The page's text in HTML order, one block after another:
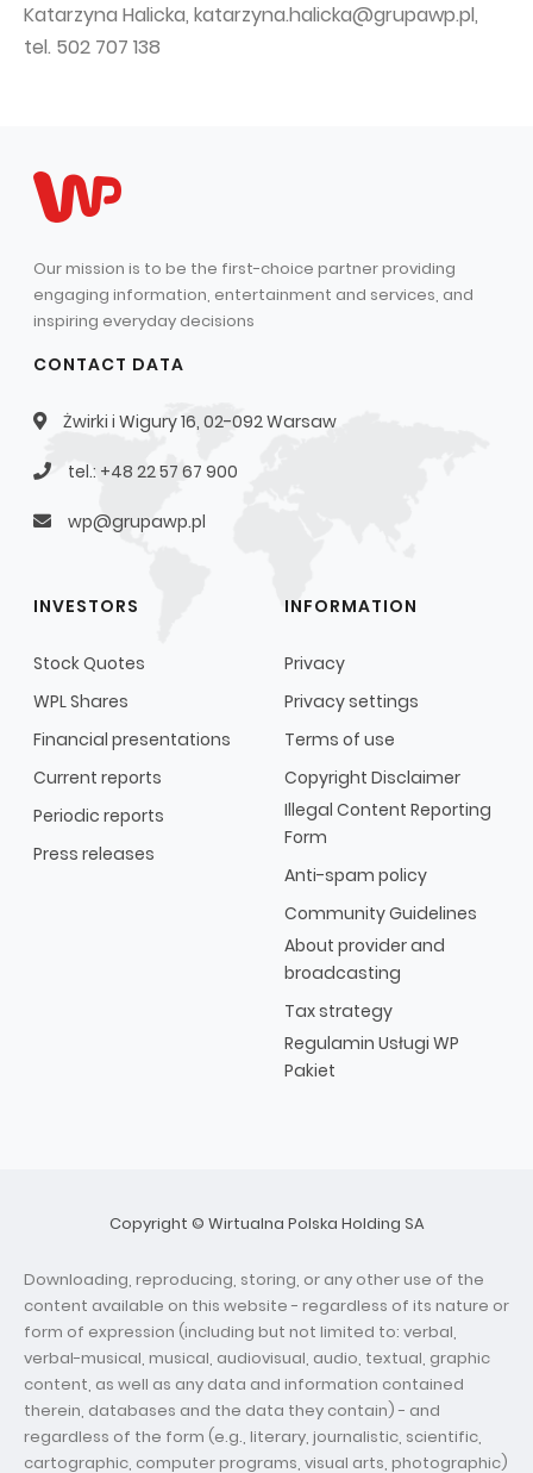
Katarzyna Halicka, katarzyna.halicka@grupawp.pl,
tel. 502 707 138
Our mission is to be the first-choice partner providing
engaging information, entertainment and services, and
inspiring everyday decisions
CONTACT DATA
Żwirki i Wigury 16, 02-092 Warsaw
tel.: +48 22 57 67 900
wp@grupawp.pl
INVESTORS
Stock Quotes
WPL Shares
Financial presentations
Current reports
Periodic reports
Press releases
INFORMATION
Privacy
Privacy settings
Terms of use
Copyright Disclaimer
Illegal Content Reporting
Form
Anti-spam policy
Community Guidelines
About provider and
broadcasting
Tax strategy
Regulamin Usługi WP
Pakiet
Copyright © Wirtualna Polska Holding SA
Downloading, reproducing, storing, or any other use of the
content available on this website - regardless of its nature or
form of expression (including but not limited to: verbal,
verbal-musical, musical, audiovisual, audio, textual, graphic
content, as well as any data and information contained
therein, databases and the data they contain) - and
regardless of the form (e.g., literary, journalistic, scientific,
cartographic, computer programs, visual arts, photographic)